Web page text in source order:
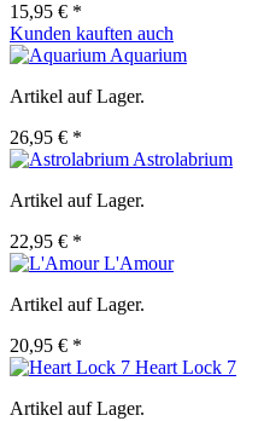
15,95 € *
Kunden kauften auch
Aquarium
Artikel auf Lager.
26,95 € *
Astrolabrium
Artikel auf Lager.
22,95 € *
L'Amour
Artikel auf Lager.
20,95 € *
Heart Lock 7
Artikel auf Lager.